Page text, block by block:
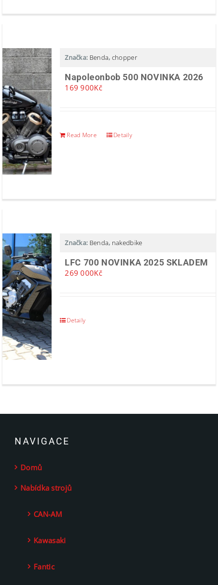
Značka: Benda, chopper
Napoleonbob 500 NOVINKA 2026
169 900Kč
Read More Detaily
Značka: Benda, nakedbike
LFC 700 NOVINKA 2025 SKLADEM
269 000Kč
Detaily
NAVIGACE
Domů
Nabídka strojů
CAN-AM
Kawasaki
Fantic